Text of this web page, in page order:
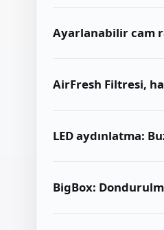
Ayarlanabilir cam
AirFresh Filtresi,
LED aydınlatma:
BigBox: